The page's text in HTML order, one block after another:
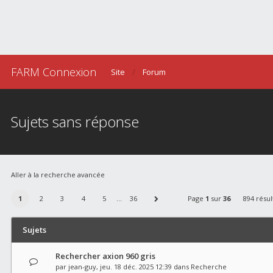
FARM Connexion Site Forum
Sujets sans réponse
Aller à la recherche avancée
1 2 3 4 5 … 36 Page 1 sur 36 894
Sujets
Rechercher axion 960 gris
par jean-guy, jeu. 18 déc. 2025 12:39 dans Recherche